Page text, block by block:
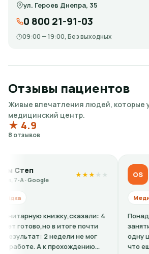
ул. Героев Днепра, 35
0 800 21-91-03
09:00 — 19:00, Без выходных
Отзывы пациентов
Живые впечатления людей, которые
медицинский центр.
★ 4.9
8 отзывов
★
4
в итоге почти
недели не мог
прохождению
OS Olga
Кошиця, 7-А
Медична довідка
Понадобилась
занятиям
одну цену, по
что еще к